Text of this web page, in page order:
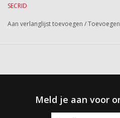
SECRID
Aan verlanglijst toevoegen /
Meld je aan voor